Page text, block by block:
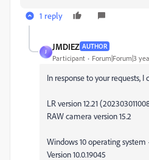
1 reply
J
JMDIEZ AUTHOR
Participant Forum|Forum|3
In response to your requests,
LR version 12.21
RAW camera version 15.2
Windows 10 operating
Version 10.0.19045